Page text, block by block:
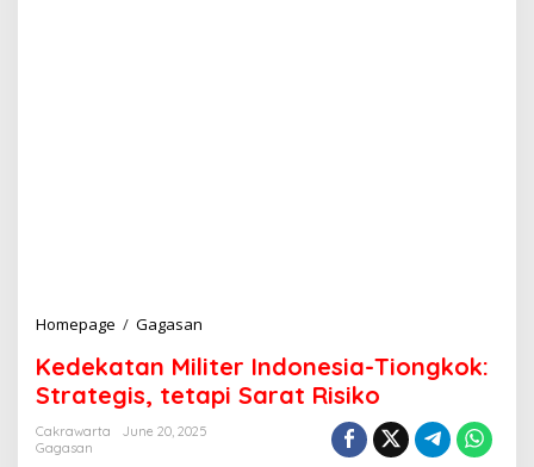
Homepage / Gagasan
d
e
k
a
Kedekatan Militer Indonesia-Tiongkok:
Strategis, tetapi Sarat Risiko
Cakrawarta
June 20, 2025
Gagasan